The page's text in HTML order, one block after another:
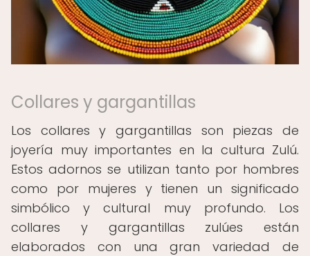
Collares y gargantillas
Los collares y gargantillas son piezas de
joyería muy importantes en la cultura Zulú.
Estos adornos se utilizan tanto por hombres
como por mujeres y tienen un significado
simbólico y cultural muy profundo. Los
collares y gargantillas zulúes están
elaborados con una gran variedad de